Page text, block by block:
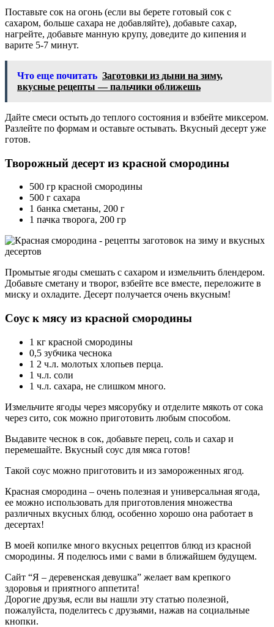
Поставьте сок на огонь (если вы берете готовый сок с
сахаром, больше сахара не добавляйте), добавьте сахар,
нагрейте, добавьте манную крупу, доведите до кипения и
варите 5-7 минут.
Что еще почитать Заготовки из дыни на зиму,
вкусные рецепты — пальчики оближешь
Дайте смеси остыть до теплого состояния и взбейте миксером.
Разлейте по формам и оставьте остывать. Вкусный десерт уже
готов.
Творожный десерт из красной смородины
500 гр красной смородины
500 г сахара
1 банка сметаны, 200 г
1 пачка творога, 200 гр
Промытые ягоды смешать с сахаром и измельчить блендером.
Добавьте сметану и творог, взбейте все вместе, переложите в
миску и охладите. Десерт получается очень вкусным!
Соус к мясу из красной смородины
1 кг красной смородины
0,5 зубчика чеснока
1 2 ч.л. молотых хлопьев перца.
1 ч.л. соли
1 ч.л. сахара, не слишком много.
Измельчите ягоды через мясорубку и отделите мякоть от сока
через сито, сок можно приготовить любым способом.
Выдавите чеснок в сок, добавьте перец, соль и сахар и
перемешайте. Вкусный соус для мяса готов!
Такой соус можно приготовить и из замороженных ягод.
Красная смородина – очень полезная и универсальная ягода,
ее можно использовать для приготовления множества
различных вкусных блюд, особенно хорошо она работает в
десертах!
В моей копилке много вкусных рецептов блюд из красной
смородины. Я поделюсь ими с вами в ближайшем будущем.
Сайт “Я – деревенская девушка” желает вам крепкого
здоровья и приятного аппетита!
Дорогие друзья, если вы нашли эту статью полезной,
пожалуйста, поделитесь с друзьями, нажав на социальные
кнопки.